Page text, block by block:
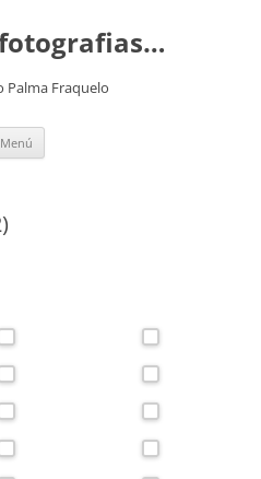
Palma Fraquelo
Menú